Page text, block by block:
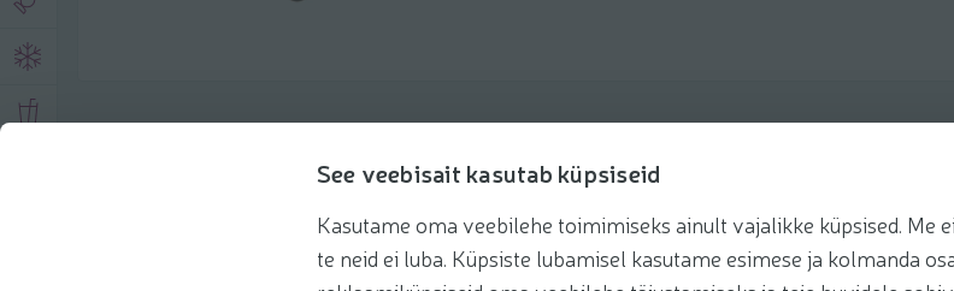
See veebisait kasutab küpsiseid
Kasutame oma veebilehe toimimiseks ainult vajalikke küpsised. Me
te neid ei luba. Küpsiste lubamisel kasutame esimese ja kolmanda
Recommendations